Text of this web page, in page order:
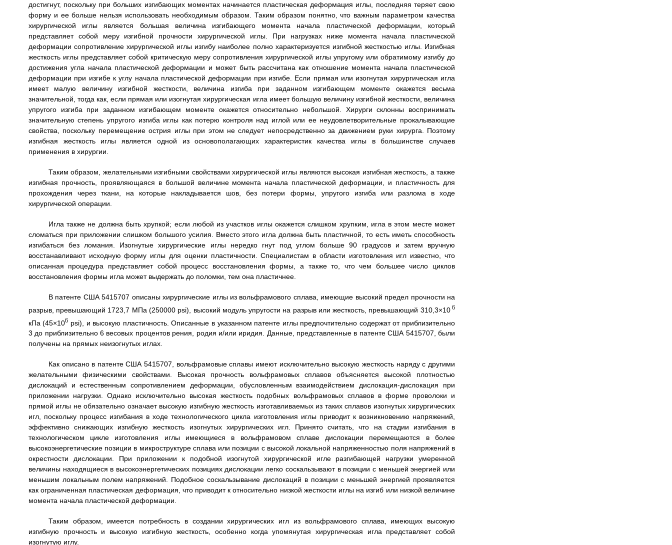
достигнут, поскольку при больших изгибающих моментах начинается пластическая деформация иглы, последняя теряет свою
форму и ее больше нельзя использовать необходимым образом. Таким образом понятно, что важным параметром качества
хирургической иглы является большая величина изгибающего момента начала пластической деформации, который
представляет собой меру изгибной прочности хирургической иглы. При нагрузках ниже момента начала пластической
деформации сопротивление хирургической иглы изгибу наиболее полно характеризуется изгибной жесткостью иглы. Изгибная
жесткость иглы представляет собой критическую меру сопротивления хирургической иглы упругому или обратимому изгибу до
достижения угла начала пластической деформации и может быть рассчитана как отношение момента начала пластической
деформации при изгибе к углу начала пластической деформации при изгибе. Если прямая или изогнутая хирургическая игла
имеет малую величину изгибной жесткости, величина изгиба при заданном изгибающем моменте окажется весьма
значительной, тогда как, если прямая или изогнутая хирургическая игла имеет большую величину изгибной жесткости, величина
упругого изгиба при заданном изгибающем моменте окажется относительно небольшой. Хирурги склонны воспринимать
значительную степень упругого изгиба иглы как потерю контроля над иглой или ее неудовлетворительные прокалывающие
свойства, поскольку перемещение острия иглы при этом не следует непосредственно за движением руки хирурга. Поэтому
изгибная жесткость иглы является одной из основополагающих характеристик качества иглы в большинстве случаев
применения в хирургии.
Таким образом, желательными изгибными свойствами хирургической иглы являются высокая изгибная жесткость, а также
изгибная прочность, проявляющаяся в большой величине момента начала пластической деформации, и пластичность для
прохождения через ткани, на которые накладывается шов, без потери формы, упругого изгиба или разлома в ходе
хирургической операции.
Игла также не должна быть хрупкой; если любой из участков иглы окажется слишком хрупким, игла в этом месте может
сломаться при приложении слишком большого усилия. Вместо этого игла должна быть пластичной, то есть иметь способность
изгибаться без ломания. Изогнутые хирургические иглы нередко гнут под углом больше 90 градусов и затем вручную
восстанавливают исходную форму иглы для оценки пластичности. Специалистам в области изготовления игл известно, что
описанная процедура представляет собой процесс восстановления формы, а также то, что чем большее число циклов
восстановления формы игла может выдержать до поломки, тем она пластичнее.
В патенте США 5415707 описаны хирургические иглы из вольфрамового сплава, имеющие высокий предел прочности на
разрыв, превышающий 1723,7 МПа (250000 psi), высокий модуль упругости на разрыв или жесткость, превышающий 310,3×106
кПа (45×106 psi), и высокую пластичность. Описанные в указанном патенте иглы предпочтительно содержат от приблизительно
3 до приблизительно 6 весовых процентов рения, родия и/или иридия. Данные, представленные в патенте США 5415707, были
получены на прямых неизогнутых иглах.
Как описано в патенте США 5415707, вольфрамовые сплавы имеют исключительно высокую жесткость наряду с другими
желательными физическими свойствами. Высокая прочность вольфрамовых сплавов объясняется высокой плотностью
дислокаций и естественным сопротивлением деформации, обусловленным взаимодействием дислокация-дислокация при
приложении нагрузки. Однако исключительно высокая жесткость подобных вольфрамовых сплавов в форме проволоки и
прямой иглы не обязательно означает высокую изгибную жесткость изготавливаемых из таких сплавов изогнутых хирургических
игл, поскольку процесс изгибания в ходе технологического цикла изготовления иглы приводит к возникновению напряжений,
эффективно снижающих изгибную жесткость изогнутых хирургических игл. Принято считать, что на стадии изгибания в
технологическом цикле изготовления иглы имеющиеся в вольфрамовом сплаве дислокации перемещаются в более
высокоэнергетические позиции в микроструктуре сплава или позиции с высокой локальной напряженностью поля напряжений в
окрестности дислокации. При приложении к подобной изогнутой хирургической игле разгибающей нагрузки умеренной
величины находящиеся в высокоэнергетических позициях дислокации легко соскальзывают в позиции с меньшей энергией или
меньшим локальным полем напряжений. Подобное соскальзывание дислокаций в позиции с меньшей энергией проявляется
как ограниченная пластическая деформация, что приводит к относительно низкой жесткости иглы на изгиб или низкой величине
момента начала пластической деформации.
Таким образом, имеется потребность в создании хирургических игл из вольфрамового сплава, имеющих высокую
изгибную прочность и высокую изгибную жесткость, особенно когда упомянутая хирургическая игла представляет собой
изогнутую иглу.